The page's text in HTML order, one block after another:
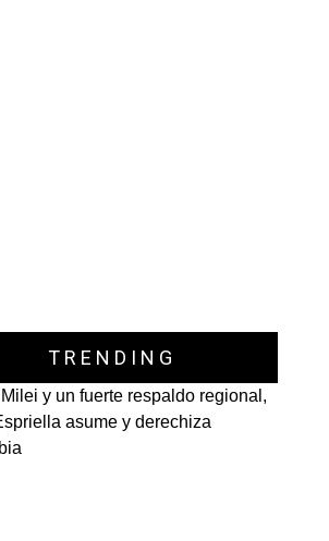
TRENDING